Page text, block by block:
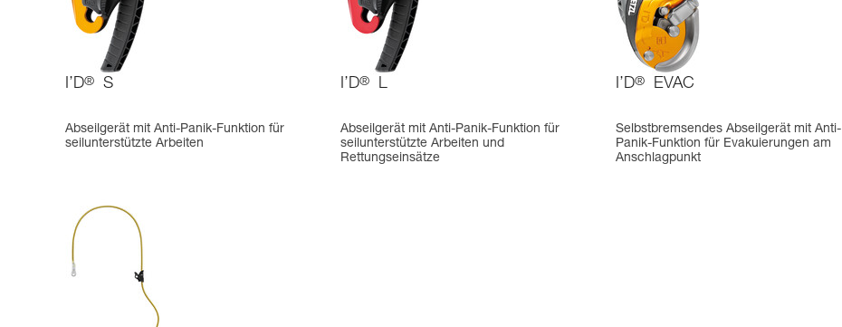
I’D® S
Abseilgerät mit Anti-Panik-Funktion für
seilunterstützte Arbeiten
I’D® L
Abseilgerät mit Anti-Panik-Funktion für
seilunterstützte Arbeiten und
Rettungseinsätze
I’D® EVAC
Selbstbremsendes Abseilgerät mit Anti-
Panik-Funktion für Evakuierungen am
Anschlagpunkt